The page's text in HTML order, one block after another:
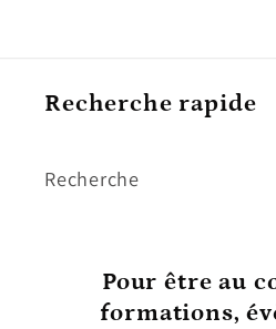
Recherche rapide
Recherche
Pour être au
formations,